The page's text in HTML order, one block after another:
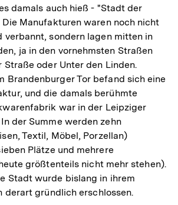
damals auch hieß - "Stadt der
Manufakturen waren noch nicht
verbannt, sondern lagen mitten in
ja in den vornehmsten Straßen
oder Unter den Linden.
Brandenburger Tor befand sich eine
und die damals berühmte
war in der Leipziger
der Summe werden zehn
Textil, Möbel, Porzellan)
Plätze und mehrere
größtenteils nicht mehr stehen).
Stadt wurde bislang in ihrem
derart gründlich erschlossen.